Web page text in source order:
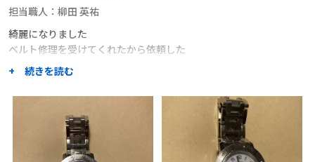
担当職人： 柳田 英祐
綺麗になりました
ベルト修理を受けてくれたから依頼した
職人からのコメント
+ 続きを読む